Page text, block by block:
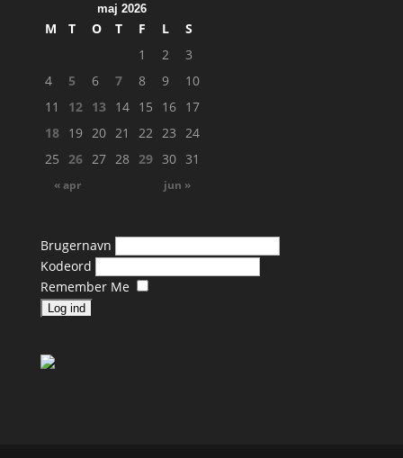
maj 2026
M T O T F L S
« apr jun »
1 2
3
4
5 6 7 8 9
10
11
12 13 14 15 16 17
18 19 20 21 22 23
24
25
26 27 28 29 30 31
Brugernavn
Kodeord
Remember Me